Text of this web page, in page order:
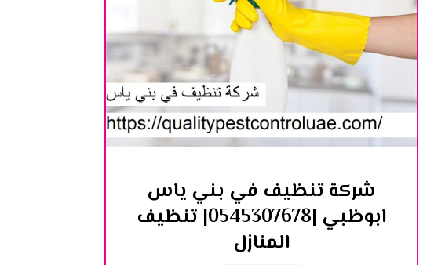
شركة تنظيف في بني ياس
ابوظبي |0545307678| تنظيف
المنازل